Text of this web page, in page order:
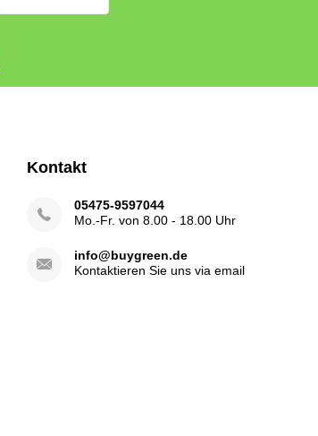
Kontakt
05475-9597044
Mo.-Fr. von 8.00 - 18.00 Uhr
info@buygreen.de
Kontaktieren Sie uns via email